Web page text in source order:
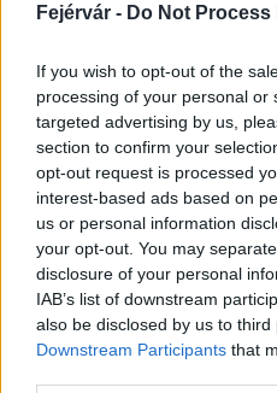
Fejérvár - Do Not
If you wish to opt-out of the
processing of your personal or
targeted advertising by us,
section to confirm your
opt-out request is processed
interest-based ads based on
us or personal information
your opt-out. You may
disclosure of your personal
IAB’s list of downstream
also be disclosed by us to third
Downstream Participants that
Látványos
Flórián téri